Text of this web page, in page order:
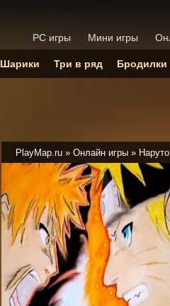
PlayMap.ru » Онлайн игры » Наруто
PC игры Мини игры
Шарики Три в ряд Бродилки